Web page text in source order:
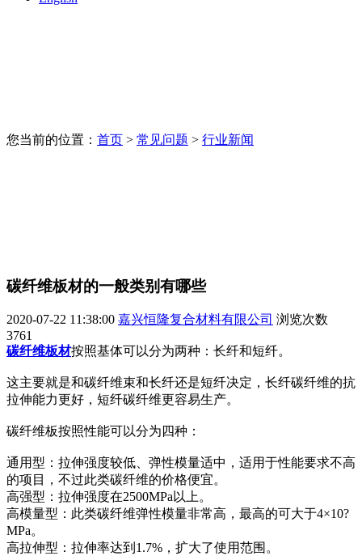
您当前的位置： 首页 > 常见问题 > 行业新闻
碳纤维板材的一般类别有哪些
2020-07-22 11:38:00 嘉兴恒隆复合材料有限公司 浏览次数
3761
碳纤维板材按照基体可以分为两种：长纤和短纤。
这主要就是和碳纤维束和长纤还是短纤决定，长纤碳纤维的抗
拉伸能力更好，短纤碳纤维更容易生产。
碳纤维板按照性能可以分为四种：
通用型：拉伸强度较低、弹性模量适中，适用于性能要求不高
的项目，不过此类碳纤维的价格便宜。
高强型：拉伸强度在2500MPa以上。
高模量型：此类碳纤维弹性模量非常高，最高的可大于4×10?
MPa。
高拉伸型：拉伸率达到1.7%，扩大了使用范围。